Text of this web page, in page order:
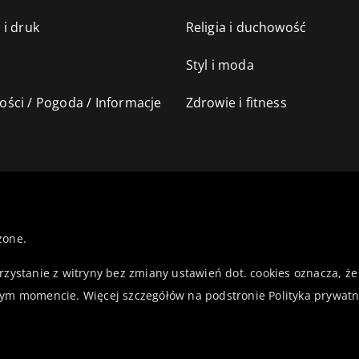
i druk Religia i duchowość
Styl i moda
/ Pogoda / Informacje Zdrowie i fitness
z witryny bez zmiany ustawień dot. cookies oznacza,
momencie. Więcej szczegółów na podstronie Polityka